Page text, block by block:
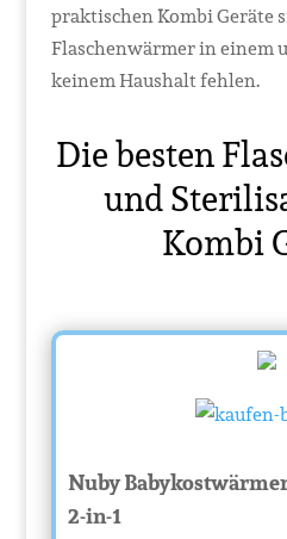
praktischen Kombi Geräte
Flaschenwärmer in einem
keinem Haushalt fehlen.
Die besten
und
Kombi
Nuby
2-in-1